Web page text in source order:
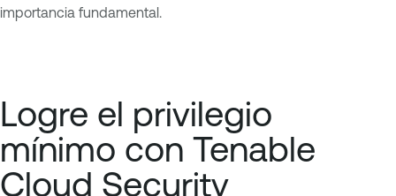
importancia fundamental.
Logre el privilegio
mínimo con Tenable
Cloud Security